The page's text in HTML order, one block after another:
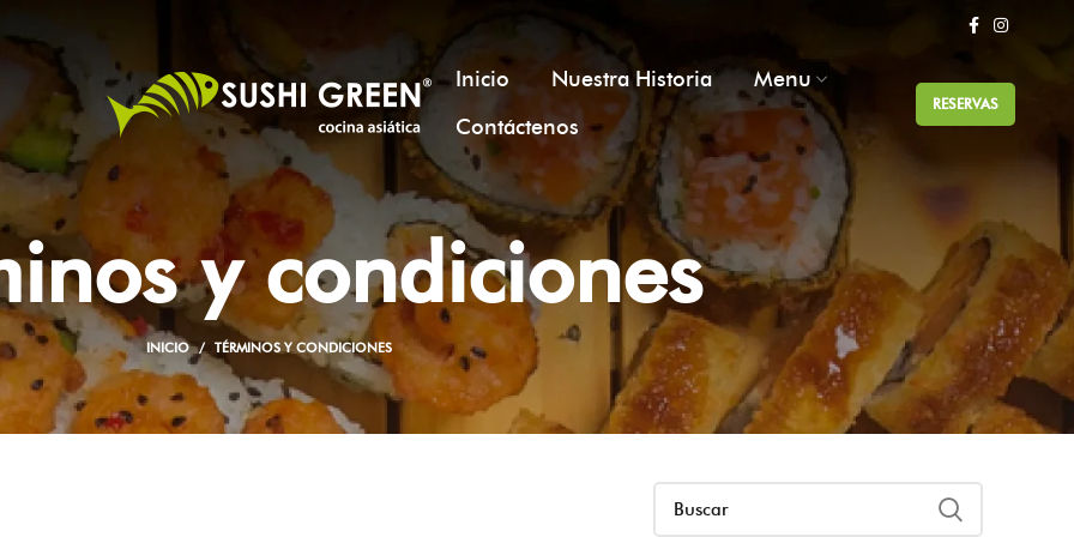
Inicio Nuestra Historia Menu
Contáctenos
RESERVAS
y condiciones
INICIO TÉRMINOS Y CONDICIONES